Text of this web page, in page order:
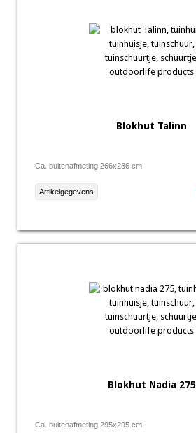
Blokhut Talinn
Ca. buitenafmeting 266x236 cm
Artikelgegevens
Blokhut Nadia 275
Ca. buitenafmeting 295x295 cm